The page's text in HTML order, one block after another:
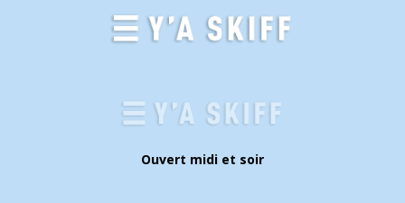
Ouvert midi et soir